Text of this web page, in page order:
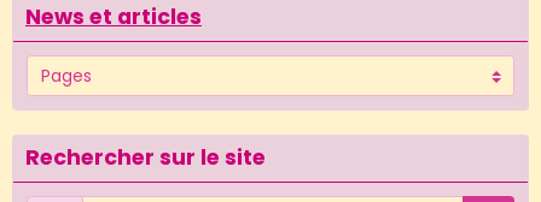
News et articles
Rechercher sur le site